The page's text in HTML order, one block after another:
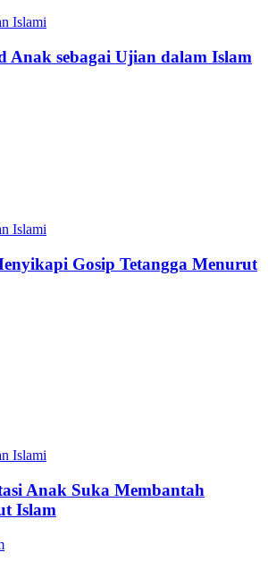
Islami
Anak sebagai Ujian dalam Islam
Islami
Gosip Tetangga Menurut
Islami
Anak Suka Membantah
Islam